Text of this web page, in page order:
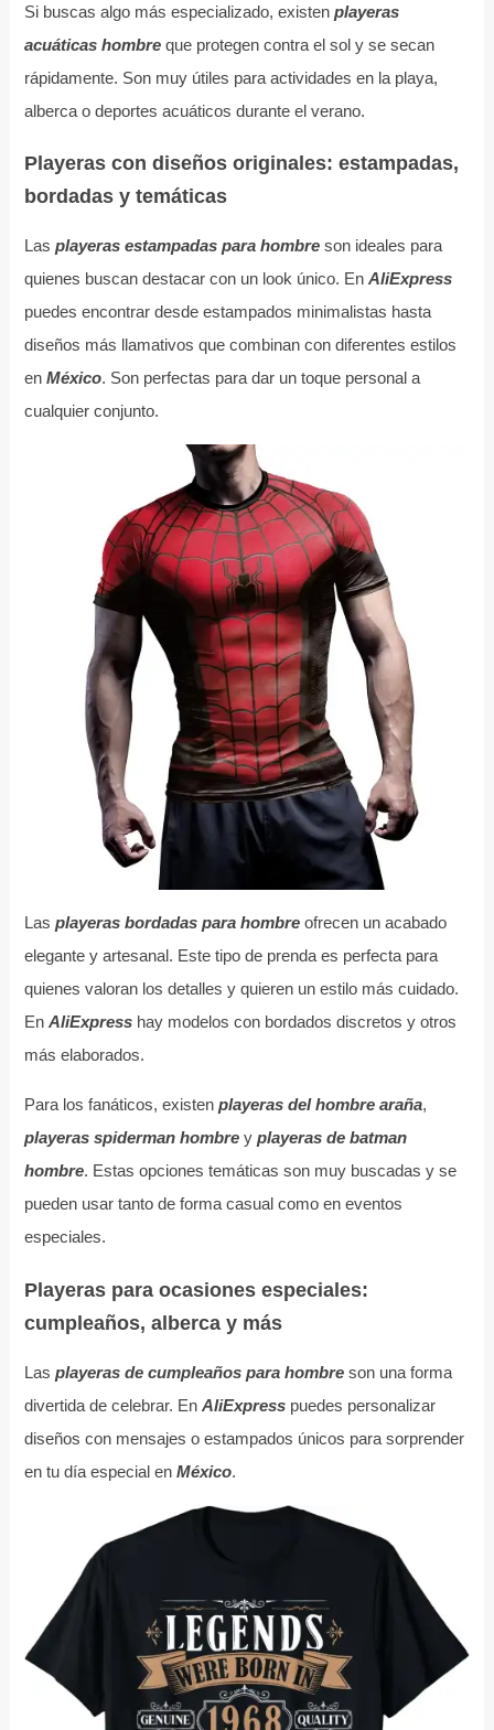
Si buscas algo más especializado, existen playeras
acuáticas hombreque protegen contra el sol y se secan
rápidamente. Son muy útiles para actividades en la playa,
alberca o deportes acuáticos durante el verano.
Playeras con diseños originales: estampadas,
bordadas y temáticas
Las playeras estampadas para hombreson ideales para
quienes buscan destacar con un look único. En AliExpress
puedes encontrar desde estampados minimalistas hasta
diseños más llamativos que combinan con diferentes estilos
en México. Son perfectas para dar un toque personal a
cualquier conjunto.
Las playeras bordadas para hombreofrecen un acabado
elegante y artesanal. Este tipo de prenda es perfecta para
quienes valoran los detalles y quieren un estilo más cuidado.
En AliExpresshay modelos con bordados discretos y otros
más elaborados.
Para los fanáticos, existen playeras del hombre araña,
playeras spiderman hombrey playeras de batman
hombre. Estas opciones temáticas son muy buscadas y se
pueden usar tanto de forma casual como en eventos
especiales.
Playeras para ocasiones especiales:
cumpleaños, alberca y más
Las playeras de cumpleaños para hombreson una forma
divertida de celebrar. En AliExpresspuedes personalizar
diseños con mensajes o estampados únicos para sorprender
en tu día especial en México.